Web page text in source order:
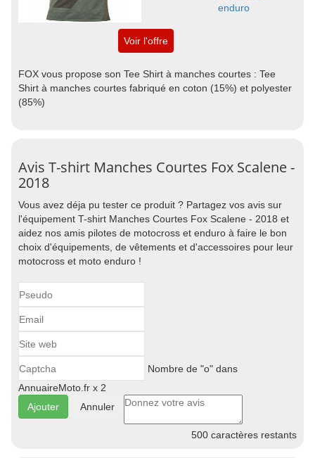
enduro
Voir l'offre
FOX vous propose son Tee Shirt à manches courtes : Tee
Shirt à manches courtes fabriqué en coton (15%) et polyester
(85%)
Avis T-shirt Manches Courtes Fox Scalene -
2018
Vous avez déja pu tester ce produit ? Partagez vos avis sur
l'équipement T-shirt Manches Courtes Fox Scalene - 2018 et
aidez nos amis pilotes de motocross et enduro à faire le bon
choix d'équipements, de vêtements et d'accessoires pour leur
motocross et moto enduro !
Nombre de "o" dans
AnnuaireMoto.fr x 2
Annuler
500 caractères restants